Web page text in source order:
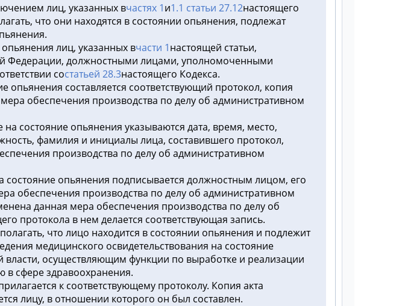
лиц, указанных вчастях 1и1.1 статьи 27.12настоящего
что они находятся в состоянии опьянения, подлежат
лиц, указанных вчасти 1настоящей статьи,
Федерации, должностными лицами, уполномоченными
состатьей 28.3настоящего Кодекса.
составляется соответствующий протокол, копия
обеспечения производства по делу об административном
состояние опьянения указываются дата, время, место,
фамилия и инициалы лица, составившего протокол,
производства по делу об административном
опьянения подписывается должностным лицом, его
обеспечения производства по делу об административном
данная мера обеспечения производства по делу об
протокола в нем делается соответствующая запись.
что лицо находится в состоянии опьянения и подлежит
медицинского освидетельствования на состояние
осуществляющим функции по выработке и реализации
в сфере здравоохранения.
к соответствующему протоколу. Копия акта
лицу, в отношении которого он был составлен.